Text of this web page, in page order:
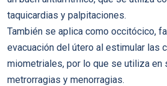
taquicardias y palpitaciones.
También se aplica como occitócico,
evacuación del útero al estimular las
miometriales, por lo que se utiliza en
metrorragias y menorragias.